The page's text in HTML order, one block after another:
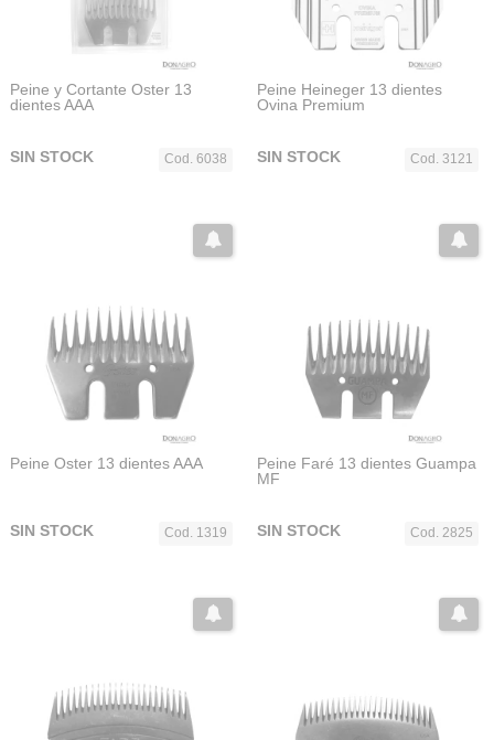
Peine y Cortante Oster 13
dientes AAA
Cod. 6038
SIN STOCK
Peine Heineger 13 dientes
Ovina Premium
Cod. 3121
SIN STOCK
Peine Oster 13 dientes AAA
Cod. 1319
SIN STOCK
Peine Faré 13 dientes Guampa
MF
Cod. 2825
SIN STOCK